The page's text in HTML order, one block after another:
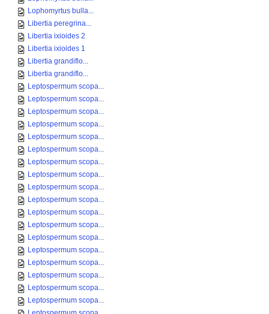
Lophomyrtus bulla...
Libertia peregrina...
Libertia ixioides 2
Libertia ixioides 1
Libertia grandiflo...
Libertia grandiflo...
Leptospermum scopa...
Leptospermum scopa...
Leptospermum scopa...
Leptospermum scopa...
Leptospermum scopa...
Leptospermum scopa...
Leptospermum scopa...
Leptospermum scopa...
Leptospermum scopa...
Leptospermum scopa...
Leptospermum scopa...
Leptospermum scopa...
Leptospermum scopa...
Leptospermum scopa...
Leptospermum scopa...
Leptospermum scopa...
Leptospermum scopa...
Leptospermum scopa...